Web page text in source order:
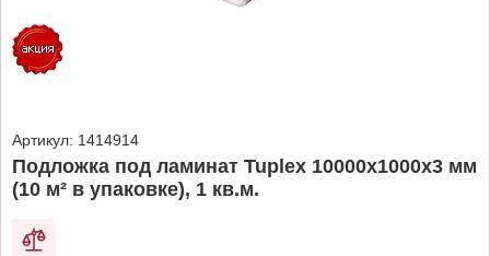
Артикул: 1414914
Подложка под ламинат Tuplex 10000x1000x3 мм
(10 м² в упаковке), 1 кв.м.